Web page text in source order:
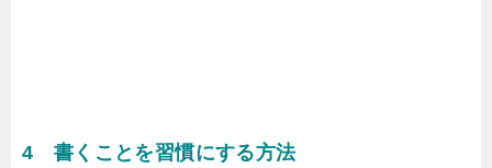
4 書くことを習慣にする方法